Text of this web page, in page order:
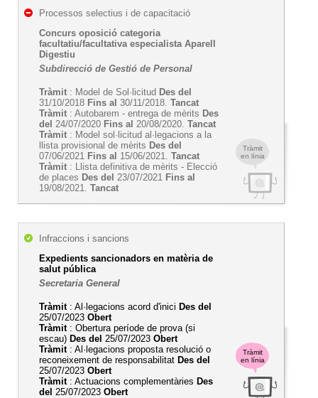
Tràmit
en línia
Processos selectius i de capacitació
Concurs oposició categoria
facultatiu/facultativa especialista Aparell
Digestiu
Subdirecció de Gestió de Personal
Tràmit : Model de Sol·licitud Des del
31/10/2018 Fins al 30/11/2018. Tancat
Tràmit : Autobarem - entrega de mèrits Des
del 24/07/2020 Fins al 20/08/2020. Tancat
Tràmit : Model sol·licitud al·legacions a la
llista provisional de mèrits Des del
07/06/2021 Fins al 15/06/2021. Tancat
Tràmit : Llista definitiva de mèrits - Elecció
de places Des del 23/07/2021 Fins al
19/08/2021. Tancat
Tràmit
en línia
Infraccions i sancions
Expedients sancionadors en matèria de
salut pública
Secretaria General
Tràmit: Al·legacions acord d'inici Des del
25/07/2023 Obert
Tràmit: Obertura període de prova (si
escau) Des del 25/07/2023 Obert
Tràmit: Al·legacions proposta resolució o
reconeixement de responsabilitat Des del
25/07/2023 Obert
Tràmit: Actuacions complementàries Des
del 25/07/2023 Obert